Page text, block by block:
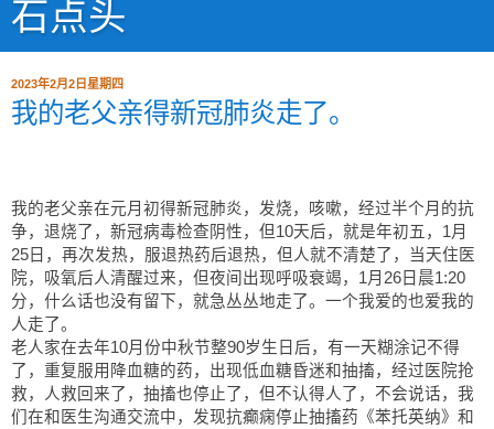
石点头
2023年2月2日星期四
我的老父亲得新冠肺炎走了。
我的老父亲在元月初得新冠肺炎，发烧，咳嗽，经过半个月的抗
争，退烧了，新冠病毒检查阴性，但10天后，就是年初五，1月
25日，再次发热，服退热药后退热，但人就不清楚了，当天住医
院，吸氧后人清醒过来，但夜间出现呼吸衰竭，1月26日晨1:20
分，什么话也没有留下，就急丛丛地走了。一个我爱的也爱我的
人走了。
老人家在去年10月份中秋节整90岁生日后，有一天糊涂记不得
了，重复服用降血糖的药，出现低血糖昏迷和抽搐，经过医院抢
救，人救回来了，抽搐也停止了，但不认得人了，不会说话，我
们在和医生沟通交流中，发现抗癫痫停止抽搐药《苯托英纳》和